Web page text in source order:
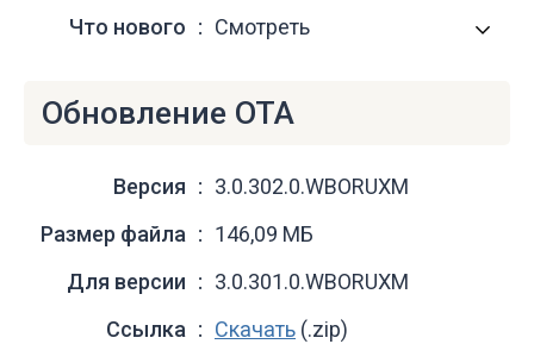
Что нового
Смотреть
Обновление OTA
Версия
3.0.302.0.WBORUXM
Размер файла
146,09 МБ
Для версии
3.0.301.0.WBORUXM
Ссылка
Скачать (.zip)